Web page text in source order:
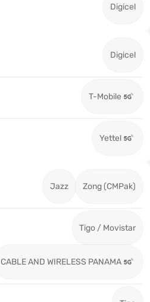
Digicel
Digicel
T-Mobile
Yettel
Jazz Zong (CMPak)
Tigo / Movistar
CABLE AND WIRELESS PANAMA